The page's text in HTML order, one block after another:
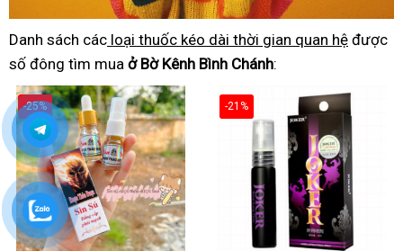
Danh sách các loại thuốc kéo dài thời gian quan hệ được
số đông tìm mua ở Bờ Kênh Bình Chánh:
-25% -21%